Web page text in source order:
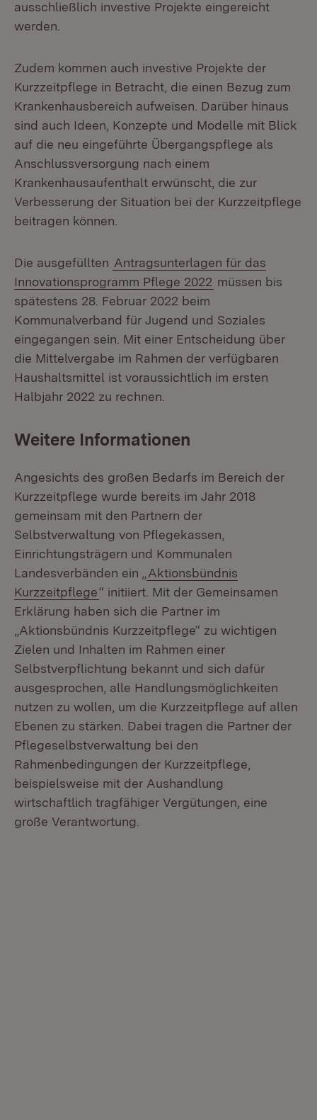
ausschließlich investive Projekte eingereicht
werden.
Zudem kommen auch investive Projekte der
Kurzzeitpflege in Betracht, die einen Bezug zum
Krankenhausbereich aufweisen. Darüber hinaus
sind auch Ideen, Konzepte und Modelle mit Blick
auf die neu eingeführte Übergangspflege als
Anschlussversorgung nach einem
Krankenhausaufenthalt erwünscht, die zur
Verbesserung der Situation bei der Kurzzeitpflege
beitragen können.
Die ausgefüllten Antragsunterlagen für das
Innovationsprogramm Pflege 2022 müssen bis
spätestens 28. Februar 2022 beim
Kommunalverband für Jugend und Soziales
eingegangen sein. Mit einer Entscheidung über
die Mittelvergabe im Rahmen der verfügbaren
Haushaltsmittel ist voraussichtlich im ersten
Halbjahr 2022 zu rechnen.
Weitere Informationen
Angesichts des großen Bedarfs im Bereich der
Kurzzeitpflege wurde bereits im Jahr 2018
gemeinsam mit den Partnern der
Selbstverwaltung von Pflegekassen,
Einrichtungsträgern und Kommunalen
Landesverbänden ein „
Aktionsbündnis
Kurzzeitpflege“ initiiert. Mit der Gemeinsamen
Erklärung haben sich die Partner im
„Aktionsbündnis Kurzzeitpflege“ zu wichtigen
Zielen und Inhalten im Rahmen einer
Selbstverpflichtung bekannt und sich dafür
ausgesprochen, alle Handlungsmöglichkeiten
nutzen zu wollen, um die Kurzzeitpflege auf allen
Ebenen zu stärken. Dabei tragen die Partner der
Pflegeselbstverwaltung bei den
Rahmenbedingungen der Kurzzeitpflege,
beispielsweise mit der Aushandlung
wirtschaftlich tragfähiger Vergütungen, eine
große Verantwortung.